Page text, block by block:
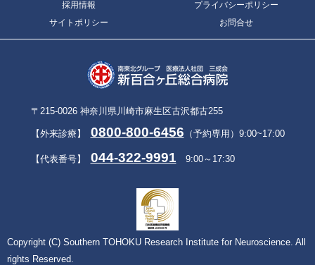
採用情報 プライバシーポリシー
サイトポリシー お問合せ
〒215-0026 神奈川県川崎市麻生区古沢都古255
【外来診療】 0800-800-6456 （予約専用）9:00~17:00
【代表番号】 044-322-9991 9:00～17:30
Copyright (C) Southern TOHOKU Research Institute for Neuroscience. All
rights Reserved.